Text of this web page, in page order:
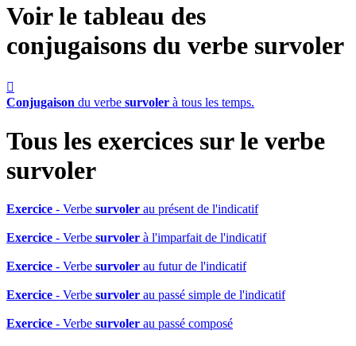
Voir le tableau des
conjugaisons du verbe survoler

Conjugaison du verbe survoler à tous les temps.
Tous les exercices sur le verbe
survoler
Exercice - Verbe survoler au présent de l'indicatif
Exercice - Verbe survoler à l'imparfait de l'indicatif
Exercice - Verbe survoler au futur de l'indicatif
Exercice - Verbe survoler au passé simple de l'indicatif
Exercice - Verbe survoler au passé composé